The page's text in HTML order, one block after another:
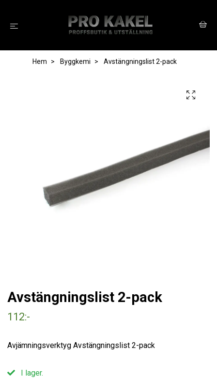
Hem Byggkemi Avstängningslist 2-pack
Avstängningslist 2-pack
112:-
Avjämningsverktyg Avstängningslist 2-pack
I lager.